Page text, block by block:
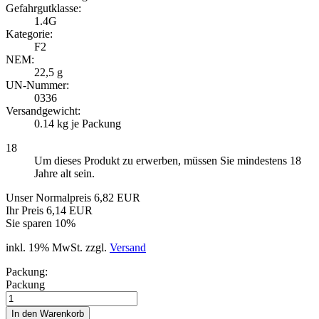
Gefahrgutklasse:
1.4G
Kategorie:
F2
NEM:
22,5 g
UN-Nummer:
0336
Versandgewicht:
0.14 kg je Packung
18
Um dieses Produkt zu erwerben, müssen Sie mindestens 18
Jahre alt sein.
Unser Normalpreis 6,82 EUR
Ihr Preis 6,14 EUR
Sie sparen 10%
inkl. 19% MwSt. zzgl. Versand
Packung:
Packung